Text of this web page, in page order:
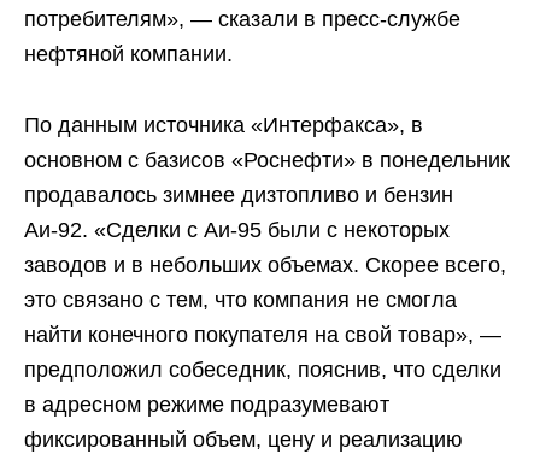
потребителям», — сказали в пресс-службе
нефтяной компании.
По данным источника «Интерфакса», в
основном с базисов «Роснефти» в понедельник
продавалось зимнее дизтопливо и бензин
Аи-92. «Сделки с Аи-95 были с некоторых
заводов и в небольших объемах. Скорее всего,
это связано с тем, что компания не смогла
найти конечного покупателя на свой товар», —
предположил собеседник, пояснив, что сделки
в адресном режиме подразумевают
фиксированный объем, цену и реализацию